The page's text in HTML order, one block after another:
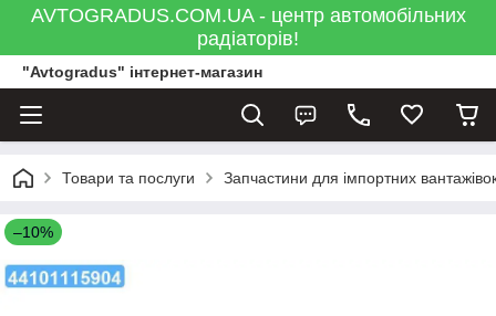
AVTOGRADUS.COM.UA - центр автомобільних
радіаторів!
"Avtogradus" інтернет-магазин
Товари та послуги Запчастини для імпортних
–10%